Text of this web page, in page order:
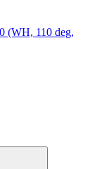
(WH, 110 deg,